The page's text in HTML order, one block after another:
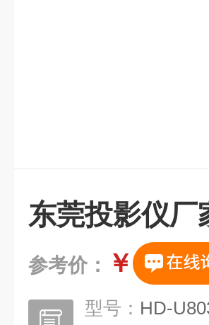
东莞投影仪厂
参考价： ￥
型号： HD-